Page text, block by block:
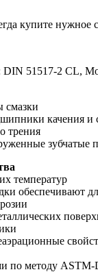
купите нужное
DIN 51517-2 CL,
смазки
качения и
трения
зубчатые
температур
обеспечивают
по методу ASTM-